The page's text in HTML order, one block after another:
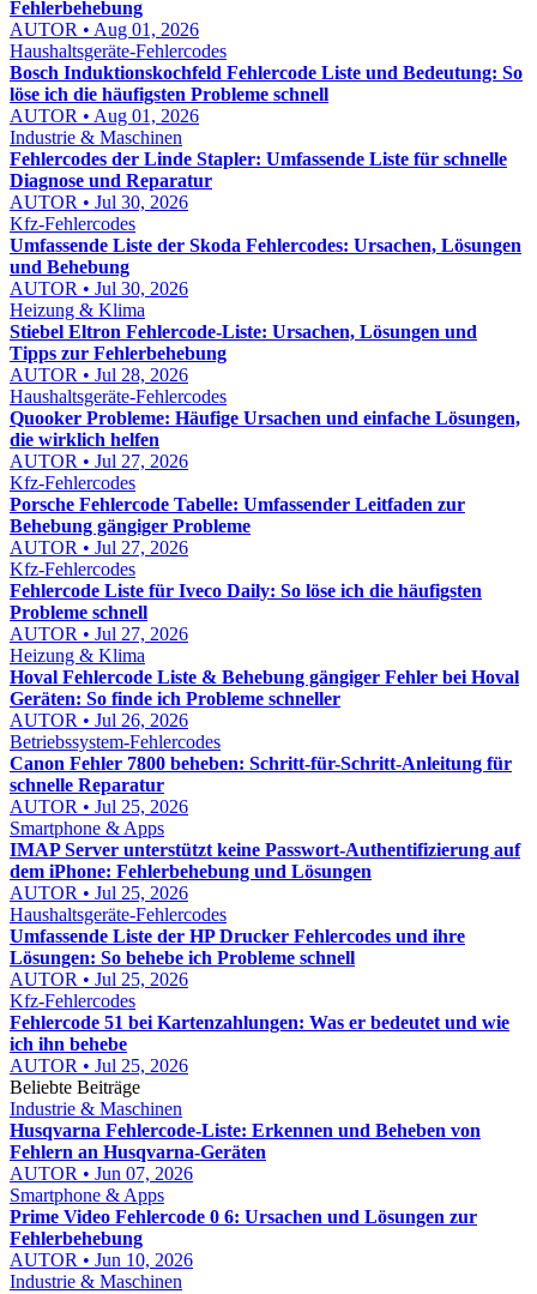
Fehlerbehebung
AUTOR • Aug 01, 2026
Haushaltsgeräte-Fehlercodes
Bosch Induktionskochfeld Fehlercode Liste und Bedeutung: So
löse ich die häufigsten Probleme schnell
AUTOR • Aug 01, 2026
Industrie & Maschinen
Fehlercodes der Linde Stapler: Umfassende Liste für schnelle
Diagnose und Reparatur
AUTOR • Jul 30, 2026
Kfz-Fehlercodes
Umfassende Liste der Skoda Fehlercodes: Ursachen, Lösungen
und Behebung
AUTOR • Jul 30, 2026
Heizung & Klima
Stiebel Eltron Fehlercode-Liste: Ursachen, Lösungen und
Tipps zur Fehlerbehebung
AUTOR • Jul 28, 2026
Haushaltsgeräte-Fehlercodes
Quooker Probleme: Häufige Ursachen und einfache Lösungen,
die wirklich helfen
AUTOR • Jul 27, 2026
Kfz-Fehlercodes
Porsche Fehlercode Tabelle: Umfassender Leitfaden zur
Behebung gängiger Probleme
AUTOR • Jul 27, 2026
Kfz-Fehlercodes
Fehlercode Liste für Iveco Daily: So löse ich die häufigsten
Probleme schnell
AUTOR • Jul 27, 2026
Heizung & Klima
Hoval Fehlercode Liste & Behebung gängiger Fehler bei Hoval
Geräten: So finde ich Probleme schneller
AUTOR • Jul 26, 2026
Betriebssystem-Fehlercodes
Canon Fehler 7800 beheben: Schritt-für-Schritt-Anleitung für
schnelle Reparatur
AUTOR • Jul 25, 2026
Smartphone & Apps
IMAP Server unterstützt keine Passwort-Authentifizierung auf
dem iPhone: Fehlerbehebung und Lösungen
AUTOR • Jul 25, 2026
Haushaltsgeräte-Fehlercodes
Umfassende Liste der HP Drucker Fehlercodes und ihre
Lösungen: So behebe ich Probleme schnell
AUTOR • Jul 25, 2026
Kfz-Fehlercodes
Fehlercode 51 bei Kartenzahlungen: Was er bedeutet und wie
ich ihn behebe
AUTOR • Jul 25, 2026
Beliebte Beiträge
Industrie & Maschinen
Husqvarna Fehlercode-Liste: Erkennen und Beheben von
Fehlern an Husqvarna-Geräten
AUTOR • Jun 07, 2026
Smartphone & Apps
Prime Video Fehlercode 0 6: Ursachen und Lösungen zur
Fehlerbehebung
AUTOR • Jun 10, 2026
Industrie & Maschinen